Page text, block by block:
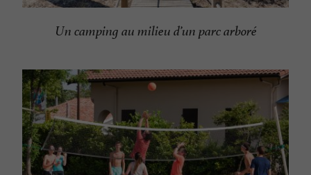
Un camping au milieu d’un parc arboré